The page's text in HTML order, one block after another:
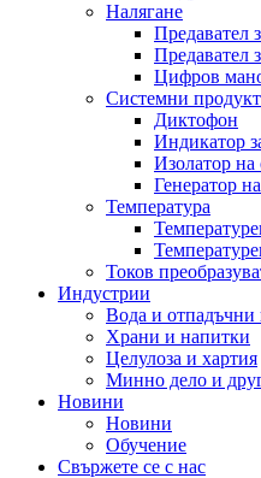
Налягане
Предавател
Предавател
Цифров
Системни
Диктофон
Индикатор
Изолатор на
Генератор
Температура
Токов
Индустрии
Вода и отпадъчни
Храни и напитки
Целулоза и хартия
Минно дело и
Новини
Новини
Обучение
Свържете се с нас